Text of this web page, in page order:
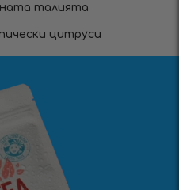
талията
цитруси